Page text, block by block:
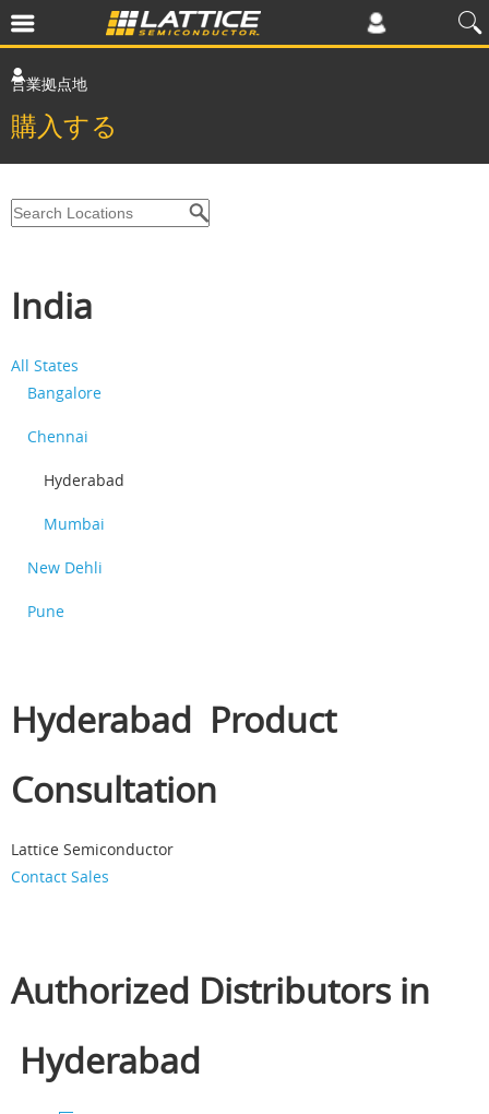
営業拠点地
購入する
India
All States
Bangalore
Chennai
Hyderabad
Mumbai
New Dehli
Pune
Hyderabad Product
Consultation
Lattice Semiconductor
Contact Sales
Authorized Distributors in
Hyderabad